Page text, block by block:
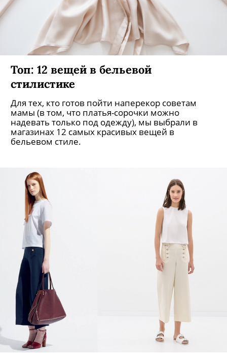
Топ: 12 вещей в бельевой
стилистике
Для тех, кто готов пойти наперекор советам
мамы (в том, что платья-сорочки можно
надевать только под одежду), мы выбрали в
магазинах 12 самых красивых вещей в
бельевом стиле.